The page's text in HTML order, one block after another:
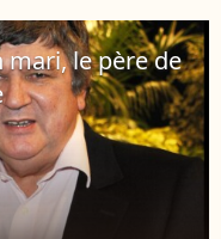
mari, le père de